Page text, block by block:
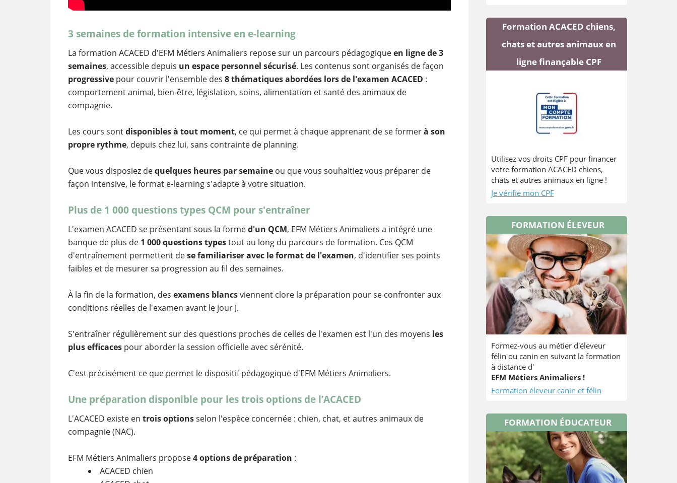
3 semaines de formation intensive en e-learning
La formation ACACED d'EFM Métiers Animaliers repose sur un parcours pédagogiqueen ligne de 3
semaines, accessible depuis un espace personnel sécurisé. Les contenus sont organisés de façon
progressivepour couvrir l'ensemble des 8 thématiques abordées lors de l'examen ACACED :
comportement animal, bien-être, législation, soins, alimentation et santé des animaux de
compagnie.
Les cours sontdisponibles à tout moment, ce qui permet à chaque apprenant de se formerà son
propre rythme, depuis chez lui, sans contrainte de planning.
Que vous disposiez dequelques heures par semaineou que vous souhaitiez vous préparer de
façon intensive, le format e-learning s'adapte à votre situation.
Plus de 1 000 questions types QCM pour s'entraîner
L'examen ACACED se présentant sous la formed'un QCM, EFM Métiers Animaliers a intégré une
banque de plus de 1 000 questions typestout au long du parcours de formation. Ces QCM
d'entraînement permettent dese familiariser avec le format de l'examen, d'identifier ses points
faibles et de mesurer sa progression au fil des semaines.
À la fin de la formation, des examens blancsviennent clore la préparation pour se confronter aux
conditions réelles de l'examen avant le jour J.
S'entraîner régulièrement sur des questions proches de celles de l'examen est l'un des moyens les
plus efficacespour aborder la session officielle avec sérénité.
C'est précisément ce que permet le dispositif pédagogique d'EFM Métiers Animaliers.
Une préparation disponible pour les trois options de l’ACACED
L'ACACED existe en trois optionsselon l'espèce concernée : chien, chat, et autres animaux de
compagnie (NAC).
EFM Métiers Animaliers propose4 options de préparation :
ACACED chien
Formation ACACED chiens,
chats et autres animaux en
ligne finançable CPF
Utilisez vos droits CPF pour financer
votre formation ACACED chiens,
chats et autres animaux en ligne !
Je vérifie mon CPF
FORMATION ÉLEVEUR
Formez-vous au métier d'éleveur
félin ou canin en suivant la formation
à distance d'
EFM Métiers Animaliers !
Formation éleveur canin et félin
FORMATION ÉDUCATEUR